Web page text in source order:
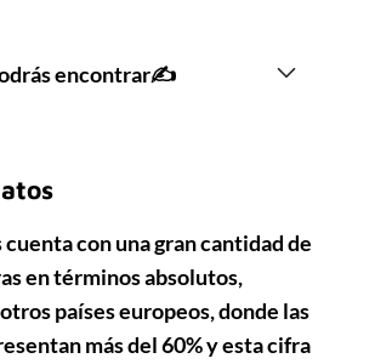
encontrar✍
con una gran cantidad de
en términos absolutos,
países europeos, donde las
más del 60% y esta cifra